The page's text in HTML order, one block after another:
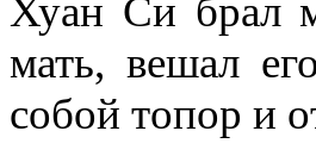
Хуан Си брал
мать, вешал
собой топор и